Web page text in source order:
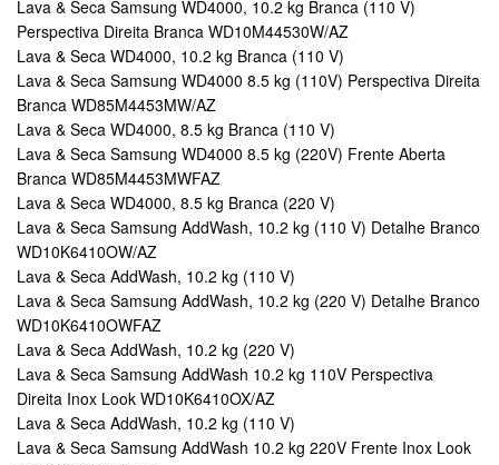
Lava & Seca Samsung WD4000, 10.2 kg Branca (110 V)
Perspectiva Direita Branca WD10M44530W/AZ
Lava & Seca WD4000, 10.2 kg Branca (110 V)
Lava & Seca Samsung WD4000 8.5 kg (110V) Perspectiva Direita
Branca WD85M4453MW/AZ
Lava & Seca WD4000, 8.5 kg Branca (110 V)
Lava & Seca Samsung WD4000 8.5 kg (220V) Frente Aberta
Branca WD85M4453MWFAZ
Lava & Seca WD4000, 8.5 kg Branca (220 V)
Lava & Seca Samsung AddWash, 10.2 kg (110 V) Detalhe Branco
WD10K6410OW/AZ
Lava & Seca AddWash, 10.2 kg (110 V)
Lava & Seca Samsung AddWash, 10.2 kg (220 V) Detalhe Branco
WD10K6410OWFAZ
Lava & Seca AddWash, 10.2 kg (220 V)
Lava & Seca Samsung AddWash 10.2 kg 110V Perspectiva
Direita Inox Look WD10K6410OX/AZ
Lava & Seca AddWash, 10.2 kg (110 V)
Lava & Seca Samsung AddWash 10.2 kg 220V Frente Inox Look